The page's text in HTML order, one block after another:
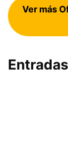
Ver más